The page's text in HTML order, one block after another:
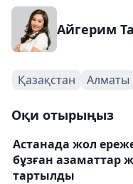
Айгерим
Қазақстан Алматы
Оқи отырыңыз
Астанада жол
бұзған азаматтар
тартылды